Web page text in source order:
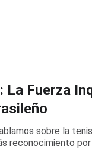
La Fuerza
sobre la
reconocimiento